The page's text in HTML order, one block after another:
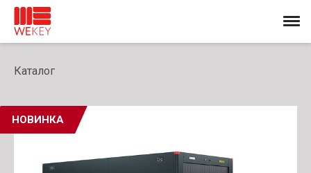
Каталог
НОВИНКА